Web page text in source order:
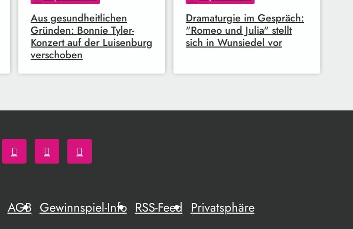
Aus gesundheitlichen
Gründen: Bonnie Tyler-
Konzert auf der Luisenburg
verschoben
Dramaturgie im Gespräch:
"Romeo und Julia" stellt
sich in Wunsiedel vor
AGB Gewinnspiel-Info RSS-Feed Privatsphäre